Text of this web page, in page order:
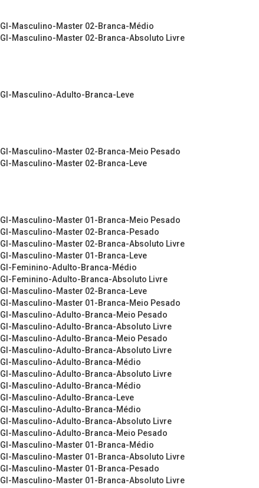
GI-Masculino-Master 02-Branca-Médio
GI-Masculino-Master 02-Branca-Absoluto Livre
GI-Masculino-Adulto-Branca-Leve
GI-Masculino-Master 02-Branca-Meio Pesado
GI-Masculino-Master 02-Branca-Leve
GI-Masculino-Master 01-Branca-Meio Pesado
GI-Masculino-Master 02-Branca-Pesado
GI-Masculino-Master 02-Branca-Absoluto Livre
GI-Masculino-Master 01-Branca-Leve
GI-Feminino-Adulto-Branca-Médio
GI-Feminino-Adulto-Branca-Absoluto Livre
GI-Masculino-Master 02-Branca-Leve
GI-Masculino-Master 01-Branca-Meio Pesado
GI-Masculino-Adulto-Branca-Meio Pesado
GI-Masculino-Adulto-Branca-Absoluto Livre
GI-Masculino-Adulto-Branca-Meio Pesado
GI-Masculino-Adulto-Branca-Absoluto Livre
GI-Masculino-Adulto-Branca-Médio
GI-Masculino-Adulto-Branca-Absoluto Livre
GI-Masculino-Adulto-Branca-Médio
GI-Masculino-Adulto-Branca-Leve
GI-Masculino-Adulto-Branca-Médio
GI-Masculino-Adulto-Branca-Absoluto Livre
GI-Masculino-Adulto-Branca-Meio Pesado
GI-Masculino-Master 01-Branca-Médio
GI-Masculino-Master 01-Branca-Absoluto Livre
GI-Masculino-Master 01-Branca-Pesado
GI-Masculino-Master 01-Branca-Absoluto Livre